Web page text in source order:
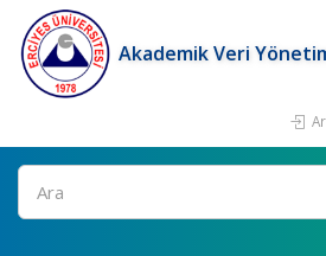
Akademik Veri
Ara